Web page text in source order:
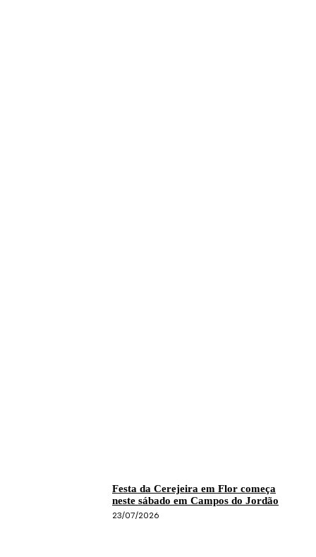
Festa da Cerejeira em Flor começa
neste sábado em Campos do Jordão
23/07/2026